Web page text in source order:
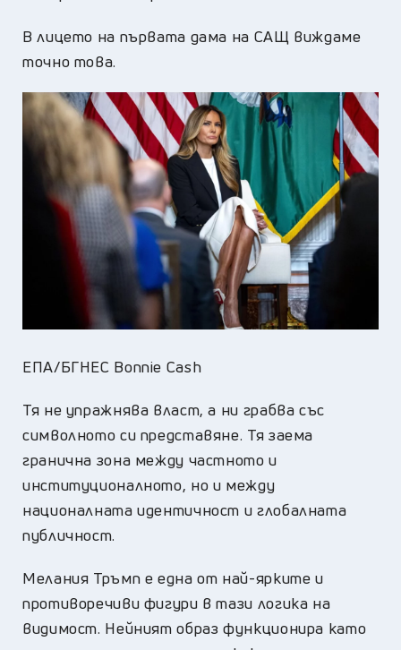
В лицето на първата дама на САЩ виждаме
точно това.
ЕПА/БГНЕС Bonnie Cash
Тя не упражнява власт, а ни грабва със
символното си представяне. Тя заема
гранична зона между частното и
институционалното, но и между
националната идентичност и глобалната
публичност.
Мелания Тръмп е една от най-ярките и
противоречиви фигури в тази логика на
видимост. Нейният образ функционира като